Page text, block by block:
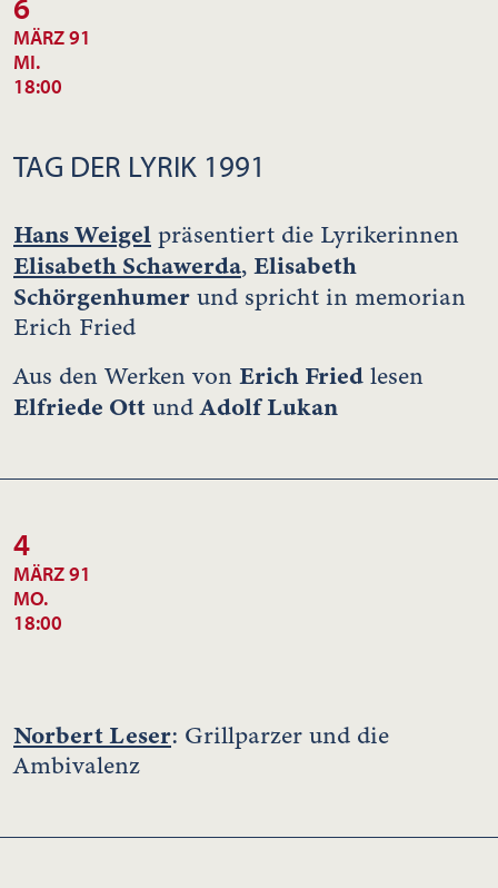
MÄRZ 91
MI.
18:00
TAG DER LYRIK 1991
Hans Weigel präsentiert die Lyrikerinnen
Elisabeth Schawerda, Elisabeth
Schörgenhumer und spricht in memorian
Erich Fried
Aus den Werken von Erich Fried lesen
Elfriede Ott undAdolf Lukan
4
MÄRZ 91
MO.
18:00
Norbert Leser: Grillparzer und die
Ambivalenz